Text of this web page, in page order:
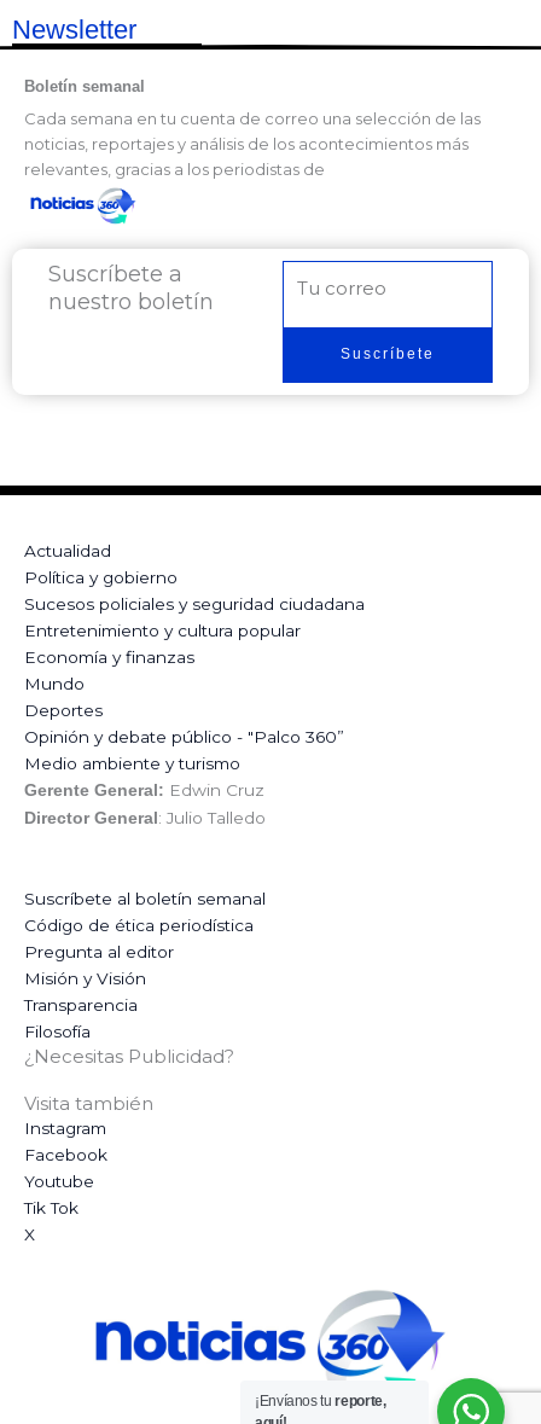
Newsletter
Boletín semanal
Cada semana en tu cuenta de correo una selección de las
noticias, reportajes y análisis de los acontecimientos más
relevantes, gracias a los periodistas de
Suscríbete a
nuestro boletín
electrónico
Suscríbete
Actualidad
Política y gobierno
Sucesos policiales y seguridad ciudadana
Entretenimiento y cultura popular
Economía y finanzas
Mundo
Deportes
Opinión y debate público - "Palco 360”
Medio ambiente y turismo
Gerente General: Edwin Cruz
Director General : Julio Talledo
Suscríbete al boletín semanal
Código de ética periodística
Pregunta al editor
Misión y Visión
Transparencia
Filosofía
¿Necesitas Publicidad?
Visita también
Instagram
Facebook
Youtube
Tik Tok
X
¡Envíanos tureporte,